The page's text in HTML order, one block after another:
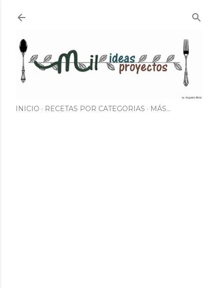
INICIO RECETAS POR CATEGORIAS MÁS…